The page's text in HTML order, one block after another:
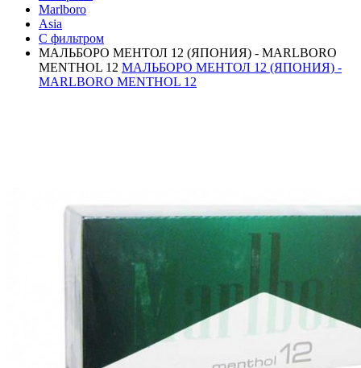
Marlboro
Asia
С фильтром
МАЛЬБОРО МЕНТОЛ 12 (ЯПОНИЯ) - MARLBORO
MENTHOL 12 МАЛЬБОРО МЕНТОЛ 12 (ЯПОНИЯ) -
MARLBORO MENTHOL 12